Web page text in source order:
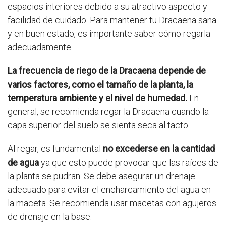
espacios interiores debido a su atractivo aspecto y
facilidad de cuidado. Para mantener tu Dracaena sana
y en buen estado, es importante saber cómo regarla
adecuadamente.
La frecuencia de riego de la Dracaena depende de
varios factores, como el tamaño de la planta, la
temperatura ambiente y el nivel de humedad. En
general, se recomienda regar la Dracaena cuando la
capa superior del suelo se sienta seca al tacto.
Al regar, es fundamental no excederse en la cantidad
de aguaya que esto puede provocar que las raíces de
la planta se pudran. Se debe asegurar un drenaje
adecuado para evitar el encharcamiento del agua en
la maceta. Se recomienda usar macetas con agujeros
de drenaje en la base.